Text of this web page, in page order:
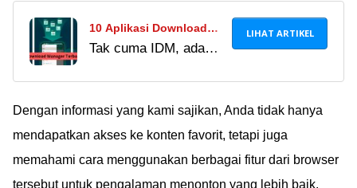
10 Aplikasi Download
Manager Terbaik Android
Tak cuma IDM, ada
Android terbaik dengan
kecepatan unduhan
kencang. Simak
LIHAT ARTIKEL
Dengan informasi yang kami sajikan, Anda tidak hanya
mendapatkan akses ke konten favorit, tetapi juga
memahami cara menggunakan berbagai fitur dari browser
tersebut untuk pengalaman menonton yang lebih baik.